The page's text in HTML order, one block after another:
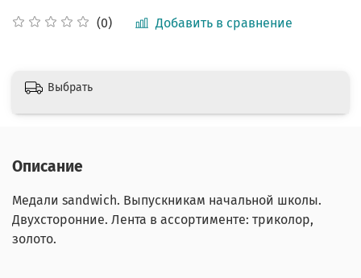
(0) Добавить в сравнение
Выбрать
Описание
Медали sandwich. Выпускникам начальной школы.
Двухсторонние. Лента в ассортименте: триколор,
золото.